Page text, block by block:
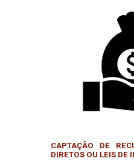
CAPTAÇÃO DE
DIRETOS OU LEIS DE